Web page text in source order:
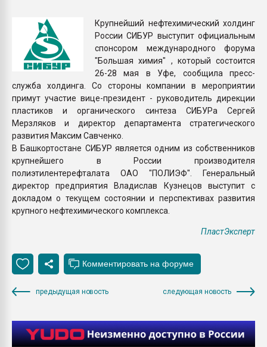
ПЕРЕЙТИ НА
Крупнейший нефтехимический холдинг
России СИБУР выступит официальным
спонсором международного форума
"Большая химия" , который состоится
26-28 мая в Уфе, сообщила пресс-
служба холдинга. Со стороны компании в мероприятии
примут участие вице-президент - руководитель дирекции
пластиков и органического синтеза СИБУРа Сергей
Мерзляков и директор департамента стратегического
развития Максим Савченко.
В Башкортостане СИБУР является одним из собственников
крупнейшего в России производителя
полиэтилентерефталата ОАО "ПОЛИЭФ". Генеральный
директор предприятия Владислав Кузнецов выступит с
докладом о текущем состоянии и перспективах развития
крупного нефтехимического комплекса.
ПластЭксперт
предыдущая новость следующая новость